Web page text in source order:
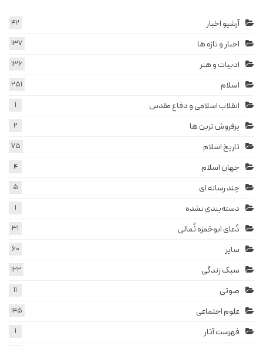
آرشیو اخبار 42
اخبار و تازه ها 137
ادبیات و هنر 136
اسلام 251
انقلاب اسلامی و دفاع مقدس 1
پرفروش ترین ها 2
تاریخ اسلام 75
جهان اسلام 4
چند رسانه ای 5
دسته‌بندی نشده 1
دُعای ابوحَمزه ثُمالی 31
سایر 60
سبک زندگی 122
صوتی 11
علوم اجتماعی 145
فهرست آثار 1